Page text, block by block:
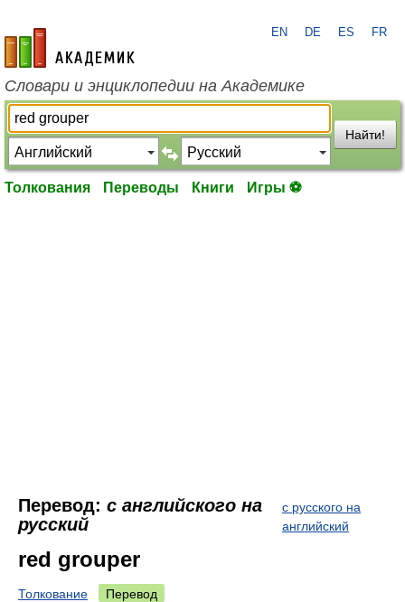
academic.ru
EN DE ES FR
Словари и энциклопедии на Академике
Найти!
Толкования Переводы Книги Игры ⚽
Перевод: с английского на
русский
с русского на
английский
red grouper
Толкование Перевод